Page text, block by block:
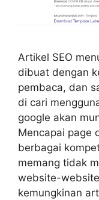
Artikel SEO
dibuat dengan
pembaca, dan
di cari
google akan
Mencapai page
berbagai
memang tidak
website-
kemungkinan